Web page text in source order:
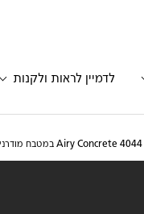
לדמיין לראות ולקנות